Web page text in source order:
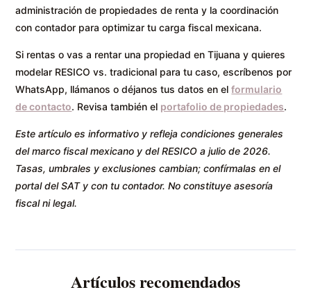
administración de propiedades de renta y la coordinación
con contador para optimizar tu carga fiscal mexicana.
Si rentas o vas a rentar una propiedad en Tijuana y quieres
modelar RESICO vs. tradicional para tu caso, escríbenos por
WhatsApp, llámanos o déjanos tus datos en elformulario
de contacto. Revisa también el portafolio de propiedades.
Este artículo es informativo y refleja condiciones generales
del marco fiscal mexicano y del RESICO a julio de 2026.
Tasas, umbrales y exclusiones cambian; confírmalas en el
portal del SAT y con tu contador. No constituye asesoría
fiscal ni legal.
Artículos recomendados